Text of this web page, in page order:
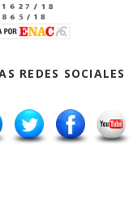
REDES SOCIALES